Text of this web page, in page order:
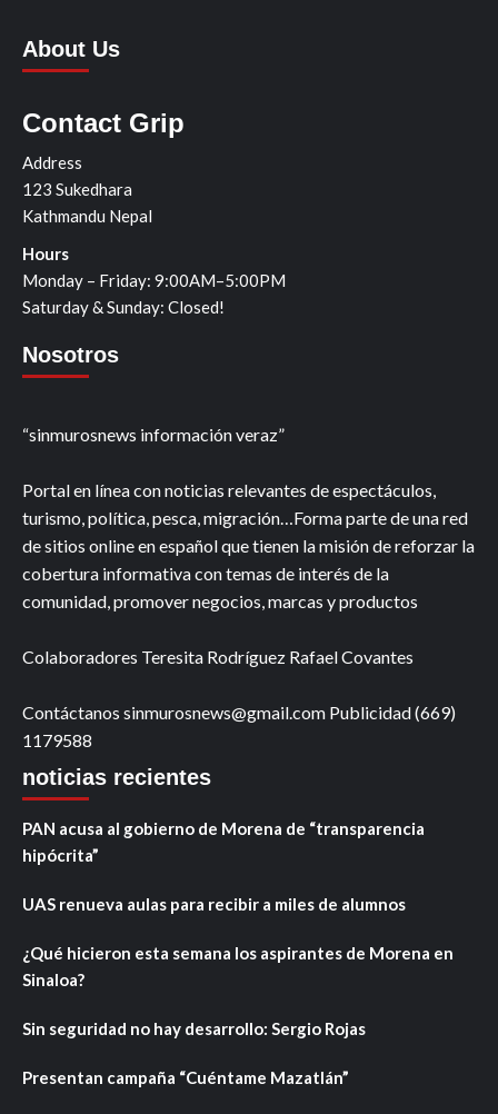
About Us
Contact Grip
Address
123 Sukedhara
Kathmandu Nepal
Hours
Monday – Friday: 9:00AM–5:00PM
Saturday & Sunday: Closed!
Nosotros
“sinmurosnews información veraz”
Portal en línea con noticias relevantes de espectáculos,
turismo, política, pesca, migración…Forma parte de una red
de sitios online en español que tienen la misión de reforzar la
cobertura informativa con temas de interés de la
comunidad, promover negocios, marcas y productos
Colaboradores Teresita Rodríguez Rafael Covantes
Contáctanos sinmurosnews@gmail.com Publicidad (669)
1179588
noticias recientes
PAN acusa al gobierno de Morena de “transparencia
hipócrita”
UAS renueva aulas para recibir a miles de alumnos
¿Qué hicieron esta semana los aspirantes de Morena en
Sinaloa?
Sin seguridad no hay desarrollo: Sergio Rojas
Presentan campaña “Cuéntame Mazatlán”